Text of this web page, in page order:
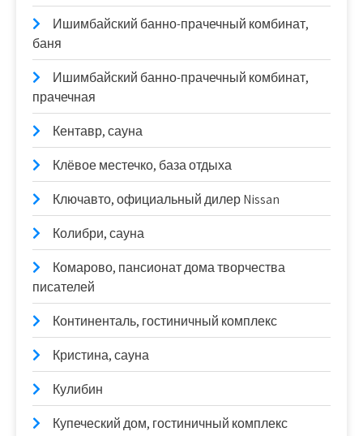
Ишимбайский банно-прачечный комбинат,
баня
Ишимбайский банно-прачечный комбинат,
прачечная
Кентавр, сауна
Клёвое местечко, база отдыха
Ключавто, официальный дилер Nissan
Колибри, сауна
Комарово, пансионат дома творчества
писателей
Континенталь, гостиничный комплекс
Кристина, сауна
Кулибин
Купеческий дом, гостиничный комплекс